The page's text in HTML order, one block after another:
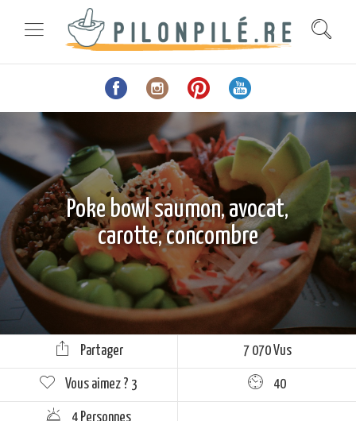
Poke bowl saumon, avocat,
carotte, concombre
Partager 7 070 Vus
Vous aimez ? 3 40
4 Personnes